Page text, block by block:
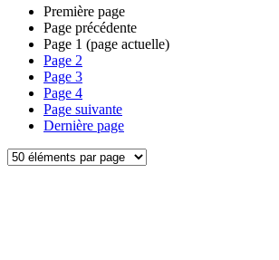
Première page
Page précédente
Page 1 (page actuelle)
Page 2
Page 3
Page 4
Page suivante
Dernière page